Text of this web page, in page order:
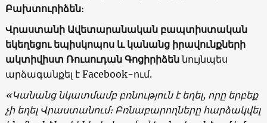
Բախտուրիձեն։
Վրաստանի Ավետարանական բապտիստական ​​
եկեղեցու եպիսկոպոս և կանանց իրավունքների
ակտիվիստ Ռուսուդան Գոցիրիձեննույնպես
արձագանքել է Facebook-ում.
«Կանանց նկատմամբ բռնություն է եղել, որը երբեք
չի եղել Վրաստանում։ Բռնաբարողները հարձակվել